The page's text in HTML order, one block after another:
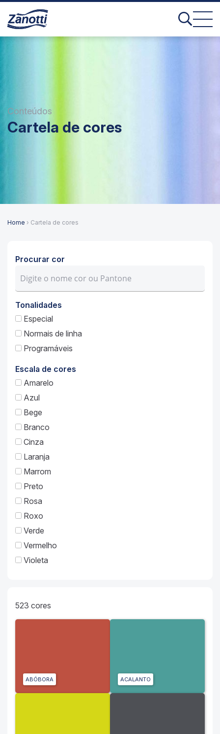
Conteúdos
Cartela de cores
Home › Cartela de cores
Procurar cor
Tonalidades
Especial
Normais de linha
Programáveis
Escala de cores
Amarelo
Azul
Bege
Branco
Cinza
Laranja
Marrom
Preto
Rosa
Roxo
Verde
Vermelho
Violeta
523 cores
ABÓBORA ACALANTO